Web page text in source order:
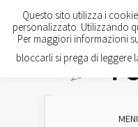
Questo sito utilizza i
personalizzato. Utilizzando
Per maggiori informazioni
bloccarli si prega di leggere